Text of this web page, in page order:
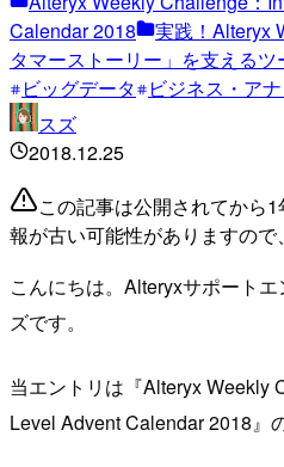
Calendar 2018
実践！Alteryx
タマーストーリー」を支えるツ
ビッグデータ
ビジネス・ア
スズ
2018.12.25
この記事は公開されてから
報が古い可能性がありますので
こんにちは。Alteryxサポート
ズです。
当エントリは『Alteryx Weekly
Level Advent Calendar 2018』